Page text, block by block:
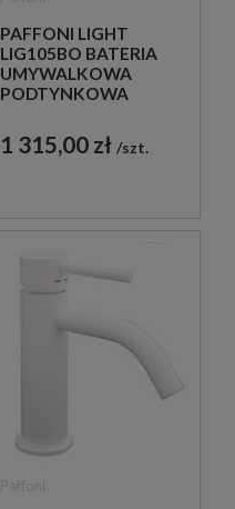
PAFFONI LIGHT
LIG105BO BATERIA
UMYWALKOWA
PODTYNKOWA
BIAŁA
1 315,00 zł szt.